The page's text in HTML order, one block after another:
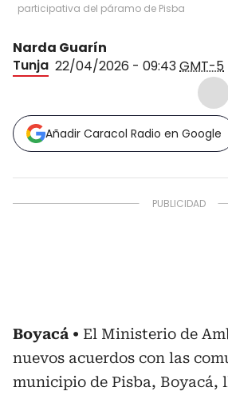
participativa del páramo de Pisba
Narda Guarín
Tunja 22/04/2026 - 09:43GMT-5
Añadir Caracol Radio en Google
Boyacá
El Ministerio de
nuevos acuerdos con las
municipio de Pisba, Boyacá,